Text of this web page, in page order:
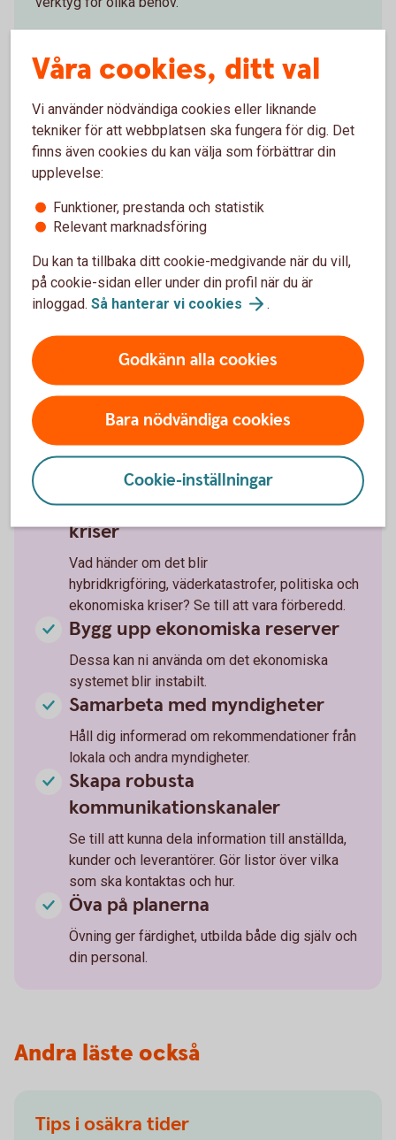
Företagsekonomen tipsar om
Stresstesta företaget
Vad händer vid störningar och avbrott? Vad gör
ni om medarbetarna inte kan ta sig till
jobbet, drivmedlen tar slut, om IT-systemen
slås ut av cyberattacker eller elen försvinner?
Se över försörjningskedjor och
underleverantörer
Vilka varor och tjänster är kritiska för
finns? Skaffa lager av kritiska varor och
Gör krisplaner för olika typer av
kriser
Vad händer om det blir
hybridkrigföring, väderkatastrofer, politiska och
ekonomiska kriser? Se till att vara förberedd.
Bygg upp ekonomiska reserver
Dessa kan ni använda om det ekonomiska
systemet blir instabilt.
Samarbeta med myndigheter
Håll dig informerad om rekommendationer från
lokala och andra myndigheter.
Skapa robusta
kommunikationskanaler
Se till att kunna dela information till anställda,
kunder och leverantörer. Gör listor över vilka
som ska kontaktas och hur.
Öva på planerna
Övning ger färdighet, utbilda både dig själv och
din personal.
Andra läste också
Tips i osäkra tider
Våra cookies, ditt val
Vi använder nödvändiga cookies eller liknande
tekniker för att webbplatsen ska fungera för dig. Det
finns även cookies du kan välja som förbättrar din
upplevelse:
Funktioner, prestanda och statistik
Relevant marknadsföring
Du kan ta tillbaka ditt cookie-medgivande när du vill,
på cookie-sidan eller under din profil när du är
inloggad. Så hanterar vi cookies .
Godkänn alla cookies
Bara nödvändiga cookies
Cookie-inställningar